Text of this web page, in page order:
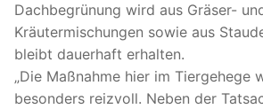
Dachbegrünung wird aus Gräser-
Kräutermischungen sowie aus
bleibt dauerhaft erhalten.
„Die Maßnahme hier im Tiergehege
besonders reizvoll. Neben der